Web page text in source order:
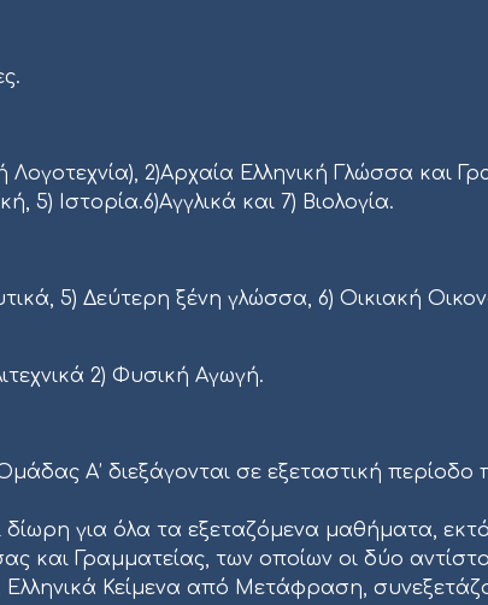
2)Αρχαία Ελληνική Γλώσσα και
Ιστορία.6)Αγγλικά και 7) Βιολογία.
5) Δεύτερη ξένη γλώσσα, 6) Οικιακή
2) Φυσική Αγωγή.
Α’ διεξάγονται σε εξεταστική περίοδο
για όλα τα εξεταζόμενα μαθήματα,
και Γραμματείας, των οποίων οι δύο
Ελληνικά Κείμενα από Μετάφραση,